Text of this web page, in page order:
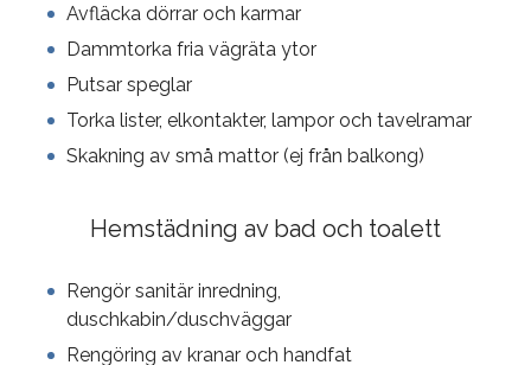
Avfläcka dörrar och karmar
Dammtorka fria vägräta ytor
Putsar speglar
Torka lister, elkontakter, lampor och tavelramar
Skakning av små mattor (ej från balkong)
Hemstädning av bad och toalett
Rengör sanitär inredning,
duschkabin/duschväggar
Rengöring av kranar och handfat